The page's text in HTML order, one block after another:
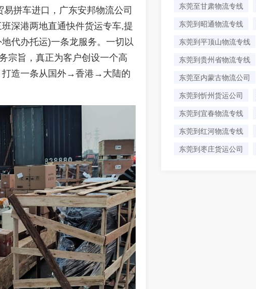
易拼车进口，广东安邦物流公司
深港两地直通快件货运专车,提
地代办托运)一条龙服务。一切以
宗旨，真正为客户创设一个高
造一条从国外→香港 → 大陆的
东莞至甘肃物流专线
东莞到昭通物流专线
东莞到平顶山物流专线
东莞到贵州省物流专线
东莞至内蒙古物流公司
东莞到忻州货运公司
东莞到宜春物流专线
东莞到红河物流专线
东莞到枣庄货运公司